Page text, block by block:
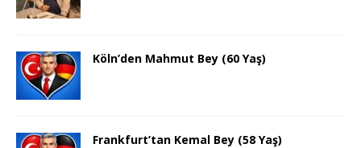
Köln’den Mahmut Bey (60 Yaş)
Frankfurt’tan Kemal Bey (58 Yaş)